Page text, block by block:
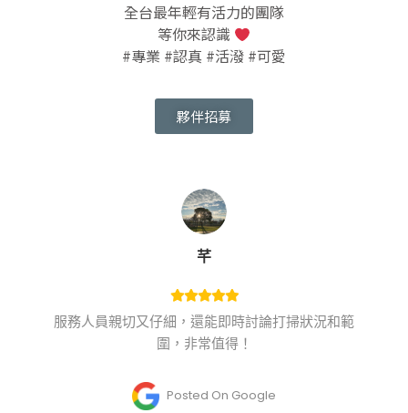
全台最年輕有活力的團隊
等你來認識
#專業 #認真 #活潑 #可愛
夥伴招募
芊
服務人員親切又仔細，還能即時討論打掃狀況和範
圍，非常值得！
Posted On Google